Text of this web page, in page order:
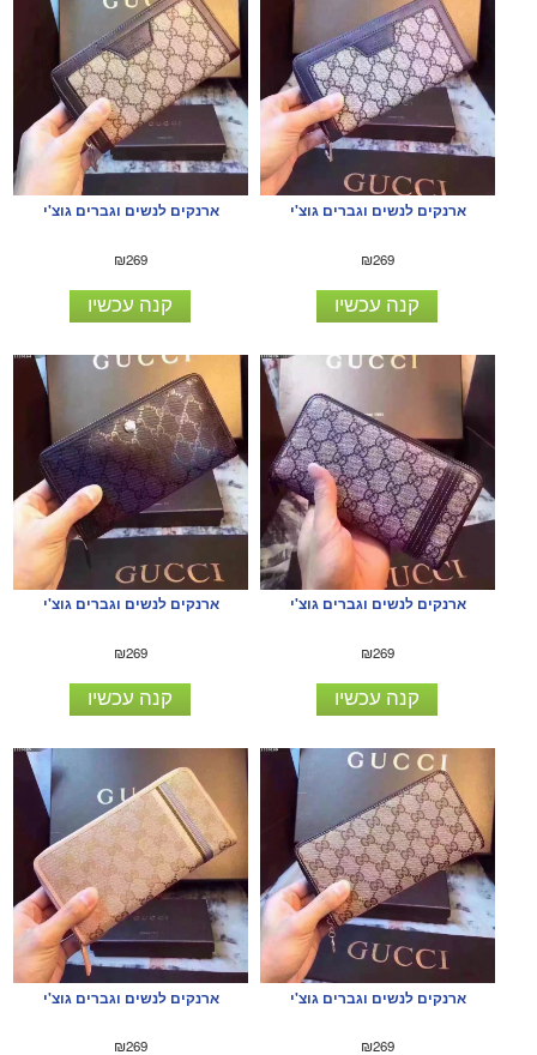
ארנקים לנשים וגברים גוצ'י
₪269
קנה עכשיו
ארנקים לנשים וגברים גוצ'י
₪269
קנה עכשיו
ארנקים לנשים וגברים גוצ'י
₪269
קנה עכשיו
ארנקים לנשים וגברים גוצ'י
₪269
קנה עכשיו
ארנקים לנשים וגברים גוצ'י
₪269
ארנקים לנשים וגברים גוצ'י
₪269